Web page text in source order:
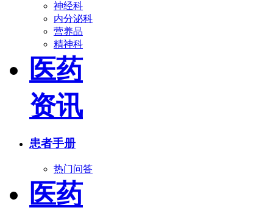
神经科
内分泌科
营养品
精神科
医药
资讯
患者手册
热门问答
医药